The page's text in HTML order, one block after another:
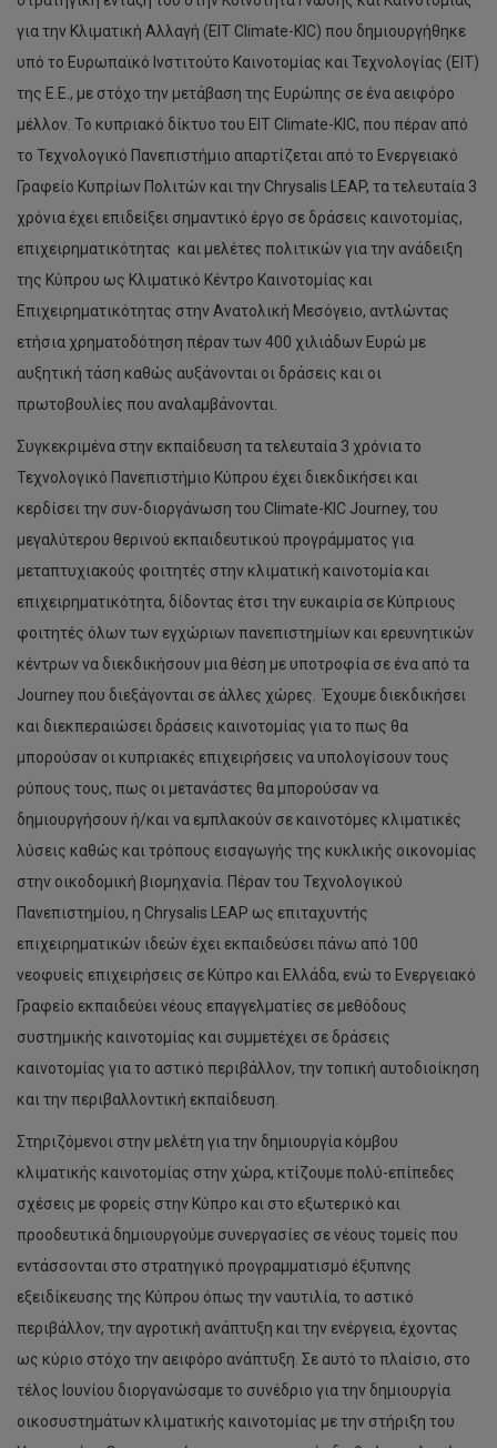
για την Κλιματική Αλλαγή (EIT Climate-KIC) που δημιουργήθηκε
υπό το Ευρωπαϊκό Ινστιτούτο Καινοτομίας και Τεχνολογίας (ΕΙΤ)
της Ε.Ε., με στόχο την μετάβαση της Ευρώπης σε ένα αειφόρο
μέλλον. Το κυπριακό δίκτυο του EIT Climate-KIC, που πέραν από
το Τεχνολογικό Πανεπιστήμιο απαρτίζεται από το Ενεργειακό
Γραφείο Κυπρίων Πολιτών και την Chrysalis LEAP, τα τελευταία 3
χρόνια έχει επιδείξει σημαντικό έργο σε δράσεις καινοτομίας,
επιχειρηματικότητας και μελέτες πολιτικών για την ανάδειξη
της Κύπρου ως Κλιματικό Κέντρο Καινοτομίας και
Επιχειρηματικότητας στην Ανατολική Μεσόγειο, αντλώντας
ετήσια χρηματοδότηση πέραν των 400 χιλιάδων Ευρώ με
αυξητική τάση καθώς αυξάνονται οι δράσεις και οι
πρωτοβουλίες που αναλαμβάνονται.
Συγκεκριμένα στην εκπαίδευση τα τελευταία 3 χρόνια το
Τεχνολογικό Πανεπιστήμιο Κύπρου έχει διεκδικήσει και
κερδίσει την συν-διοργάνωση του Climate-KIC Journey, του
μεγαλύτερου θερινού εκπαιδευτικού προγράμματος για
μεταπτυχιακούς φοιτητές στην κλιματική καινοτομία και
επιχειρηματικότητα, δίδοντας έτσι την ευκαιρία σε Κύπριους
φοιτητές όλων των εγχώριων πανεπιστημίων και ερευνητικών
κέντρων να διεκδικήσουν μια θέση με υποτροφία σε ένα από τα
Journey που διεξάγονται σε άλλες χώρες. Έχουμε διεκδικήσει
και διεκπεραιώσει δράσεις καινοτομίας για το πως θα
μπορούσαν οι κυπριακές επιχειρήσεις να υπολογίσουν τους
ρύπους τους, πως οι μετανάστες θα μπορούσαν να
δημιουργήσουν ή/και να εμπλακούν σε καινοτόμες κλιματικές
λύσεις καθώς και τρόπους εισαγωγής της κυκλικής οικονομίας
στην οικοδομική βιομηχανία. Πέραν του Τεχνολογικού
Πανεπιστημίου, η Chrysalis LEAP ως επιταχυντής
επιχειρηματικών ιδεών έχει εκπαιδεύσει πάνω από 100
νεοφυείς επιχειρήσεις σε Κύπρο και Ελλάδα, ενώ το Ενεργειακό
Γραφείο εκπαιδεύει νέους επαγγελματίες σε μεθόδους
συστημικής καινοτομίας και συμμετέχει σε δράσεις
καινοτομίας για το αστικό περιβάλλον, την τοπική αυτοδιοίκηση
και την περιβαλλοντική εκπαίδευση.
Στηριζόμενοι στην μελέτη για την δημιουργία κόμβου
κλιματικής καινοτομίας στην χώρα, κτίζουμε πολύ-επίπεδες
σχέσεις με φορείς στην Κύπρο και στο εξωτερικό και
προοδευτικά δημιουργούμε συνεργασίες σε νέους τομείς που
εντάσσονται στο στρατηγικό προγραμματισμό έξυπνης
εξειδίκευσης της Κύπρου όπως την ναυτιλία, το αστικό
περιβάλλον, την αγροτική ανάπτυξη και την ενέργεια, έχοντας
ως κύριο στόχο την αειφόρο ανάπτυξη. Σε αυτό το πλαίσιο, στο
τέλος Ιουνίου διοργανώσαμε το συνέδριο για την δημιουργία
οικοσυστημάτων κλιματικής καινοτομίας με την στήριξη του